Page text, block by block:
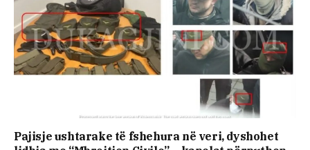
Pajisje ushtarake të fshehura në veri, dyshohet